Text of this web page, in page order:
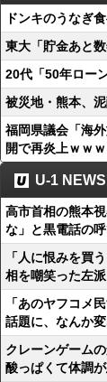
ドンキのうなぎ
東大「貯金あと
20代「50年ロー
被災地・熊本、
福岡県議会「海
開で再炎上ｗｗｗ
U-1 NEWS
高市首相の熊本
な」と黒電話の
「人に恨みを買
相を嘲笑った左
「あのヤフコメ
話題に、なんか
クレーンゲーム
酸っぱくて体調